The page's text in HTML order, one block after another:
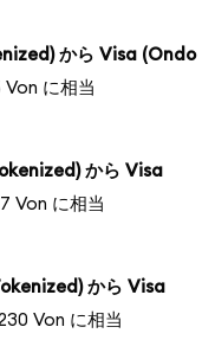
から Visa (Ondo
に相当
から Visa
Von に相当
から Visa
Von に相当